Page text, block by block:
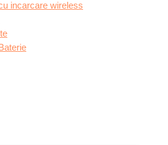
incarcare wireless